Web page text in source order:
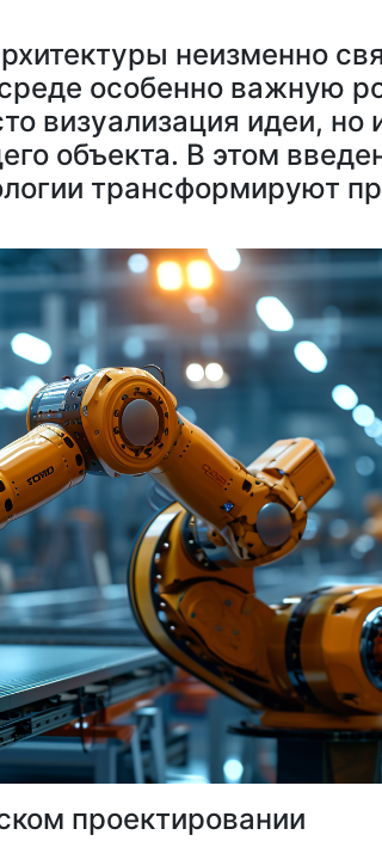
неизменно
особенно важную
визуализация идеи,
объекта. В этом
трансформируют
проектировании